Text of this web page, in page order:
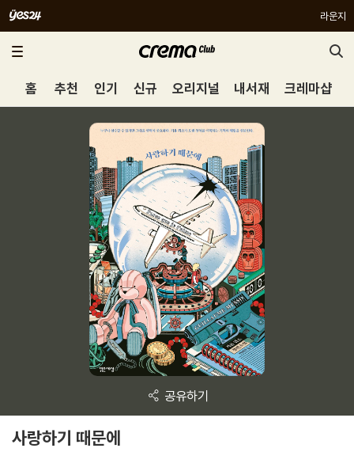
라운지
홈 추천 인기 신규 오리지널 내서재 크레마샵
공유하기
사랑하기 때문에